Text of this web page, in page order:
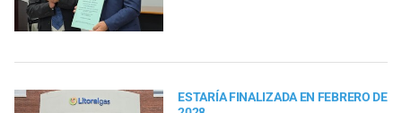
ESTARÍA FINALIZADA EN FEBRERO DE